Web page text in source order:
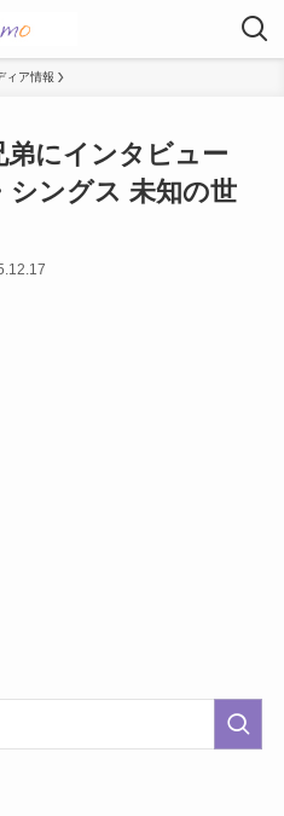
ィア情報
弟にインタビュー
シングス 未知の世